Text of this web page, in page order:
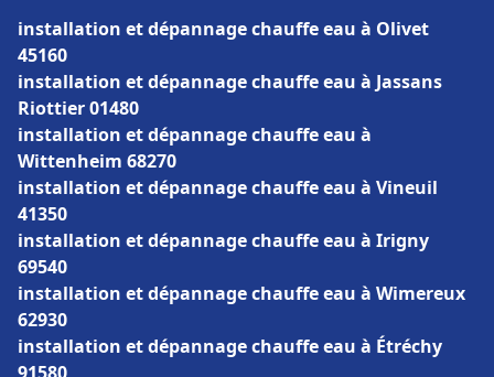
installation et dépannage chauffe eau à Olivet
45160
installation et dépannage chauffe eau à Jassans
Riottier 01480
installation et dépannage chauffe eau à
Wittenheim 68270
installation et dépannage chauffe eau à Vineuil
41350
installation et dépannage chauffe eau à Irigny
69540
installation et dépannage chauffe eau à Wimereux
62930
installation et dépannage chauffe eau à Étréchy